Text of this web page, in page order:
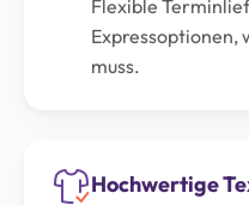
Flexible
Expressoptionen,
muss.
Hochwertige